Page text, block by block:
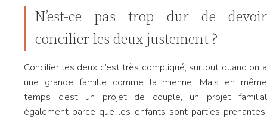
N’est-ce pas trop dur de devoir
concilier les deux justement ?
Concilier les deux c’est très compliqué, surtout quand on a
une grande famille comme la mienne. Mais en même
temps c’est un projet de couple, un projet familial
également parce que les enfants sont parties prenantes.